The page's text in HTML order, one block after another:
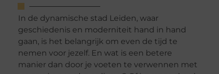
In de dynamische stad Leiden, waar
geschiedenis en moderniteit hand in hand
gaan, is het belangrijk om even de tijd te
nemen voor jezelf. En wat is een betere
manier dan door je voeten te verwennen met